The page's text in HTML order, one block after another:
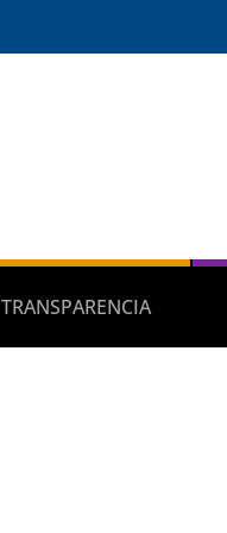
TRANSPARENCIA